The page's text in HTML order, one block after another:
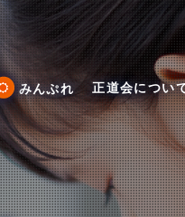
みんぷれ 正道会につい